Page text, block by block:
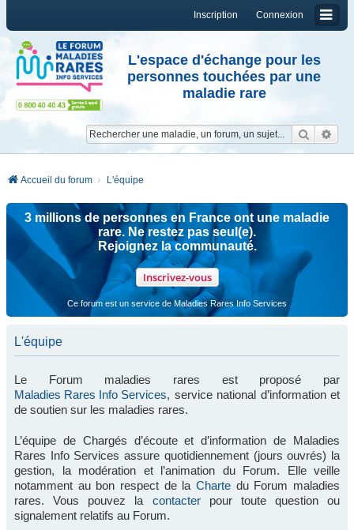
Connexion
Inscription
L'espace d'échange pour les
personnes touchées par une
maladie rare
Accueil du forum L'équipe
3 millions de personnes en France ont une maladie
rare. Ne restez pas seul(e).
Rejoignez la communauté.
Inscrivez-vous
Ce forum est un service de Maladies Rares Info Services
L'équipe
Le Forum maladies rares est proposé par
Maladies Rares Info Services, service national d’information et
de soutien sur les maladies rares.
L’équipe de Chargés d’écoute et d’information de Maladies
Rares Info Services assure quotidiennement (jours ouvrés) la
gestion, la modération et l’animation du Forum. Elle veille
notamment au bon respect de la Charte du Forum maladies
rares. Vous pouvez la contacterpour toute question ou
signalement relatifs au Forum.